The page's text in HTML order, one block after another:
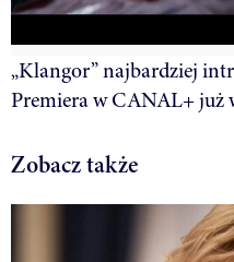
„Klangor” najbardziej
Premiera w CANAL+ już
Zobacz także